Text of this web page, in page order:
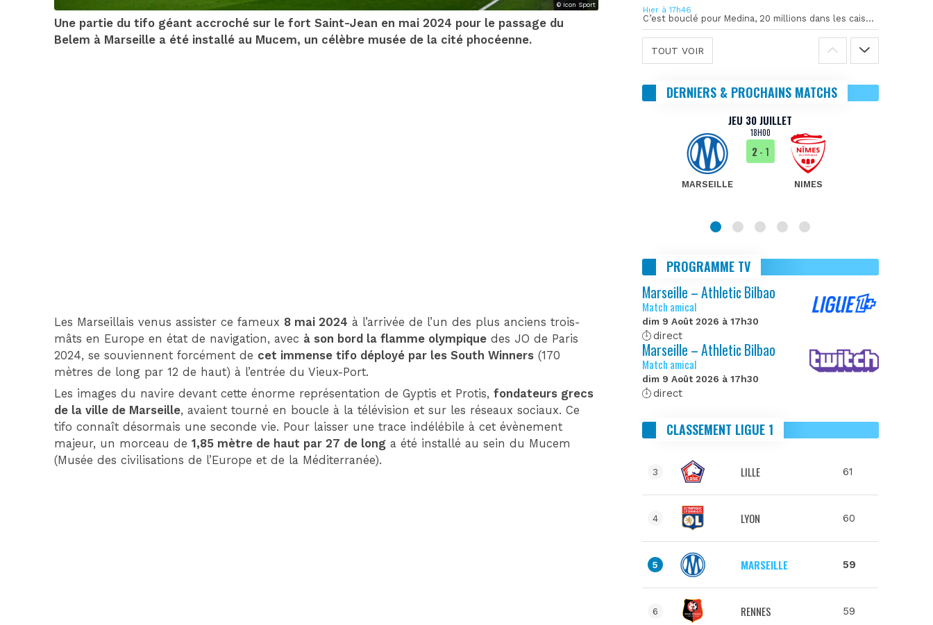
© Icon Sport
Une partie du tifo géant accroché sur le fort Saint-Jean en mai 2024 pour le passage du
Belem à Marseille a été installé au Mucem, un célèbre musée de la cité phocéenne.
Les Marseillais venus assister ce fameux 8 mai 2024 à l’arrivée de l’un des plus anciens trois-
mâts en Europe en état de navigation, avec à son bord la flamme olympique des JO de Paris
2024, se souviennent forcément de cet immense tifo déployé par les South Winners (170
mètres de long par 12 de haut) à l’entrée du Vieux-Port.
Les images du navire devant cette énorme représentation de Gyptis et Protis,fondateurs grecs
de la ville de Marseille, avaient tourné en boucle à la télévision et sur les réseaux sociaux. Ce
tifo connaît désormais une seconde vie. Pour laisser une trace indélébile à cet évènement
majeur, un morceau de1,85 mètre de haut par 27 de long a été installé au sein du Mucem
(Musée des civilisations de l’Europe et de la Méditerranée).
Hier à 17h46
C’est bouclé pour Medina, 20 millions dans les caisses de l’OM
TOUT VOIR
DERNIERS & PROCHAINS MATCHS
JEU 30 JUILLET
18H00
MARSEILLE
2- 1
NIMES
PROGRAMME TV
Marseille – Athletic Bilbao
Match amical
dim 9 Août 2026 à 17h30
direct
Marseille – Athletic Bilbao
Match amical
dim 9 Août 2026 à 17h30
direct
CLASSEMENT LIGUE 1
3 LILLE 61
4 LYON 60
5 MARSEILLE 59
6 RENNES 59